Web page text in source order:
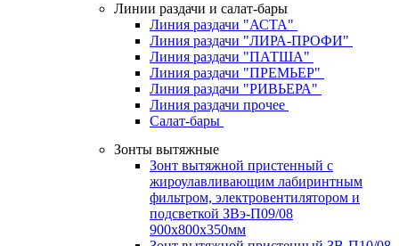
Линии раздачи и салат-бары
Линия раздачи "АСТА"
Линия раздачи "ЛИРА-ПРОФИ"
Линия раздачи "ПАТША"
Линия раздачи "ПРЕМЬЕР"
Линия раздачи "РИВЬЕРА"
Линия раздачи прочее
Салат-бары
Зонты вытяжные
Зонт вытяжной пристенный с
жироулавливающим лабиринтным
фильтром, электровентилятором и
подсветкой ЗВэ-П09/08
900х800х350мм